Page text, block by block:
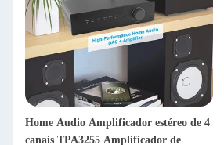
Home Audio Amplificador estéreo de 4
canais TPA3255 Amplificador de